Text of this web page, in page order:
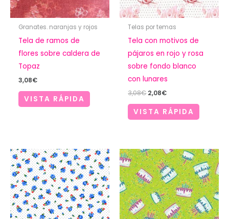
Granates. naranjas y rojos
Tela de ramos de
flores sobre caldera de
Topaz
3,08€
VISTA RÁPIDA
Telas por temas
Tela con motivos de
pájaros en rojo y rosa
sobre fondo blanco
con lunares
3,08€ El
original
era:
2,08€El
actual
es:
VISTA RÁPIDA